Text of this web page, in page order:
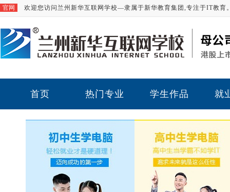
官网 欢迎您访问兰州新华互联网学校—隶属于新华教育集团,专注于IT教育
首页 热门专业 学生作品 就